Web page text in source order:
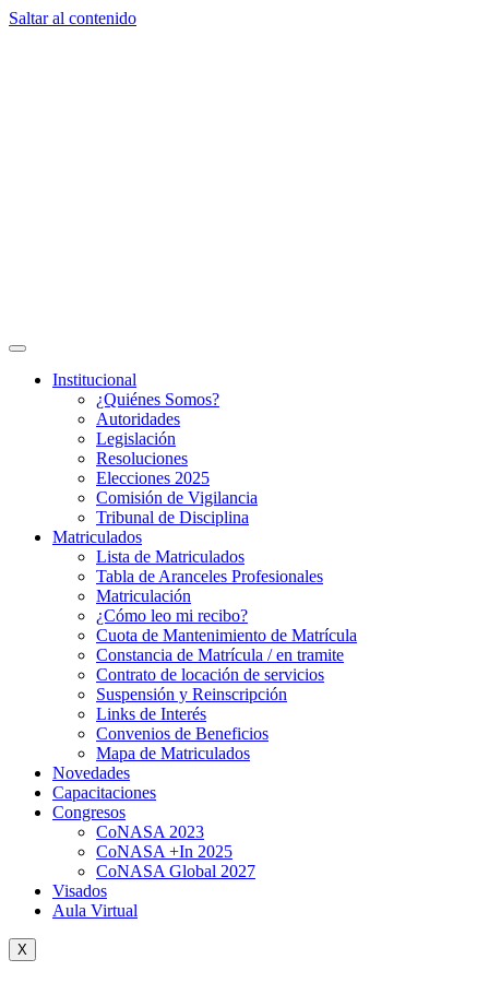
Saltar al contenido
Institucional
¿Quiénes Somos?
Autoridades
Legislación
Resoluciones
Elecciones 2025
Comisión de Vigilancia
Tribunal de Disciplina
Matriculados
Lista de Matriculados
Tabla de Aranceles Profesionales
Matriculación
¿Cómo leo mi recibo?
Cuota de Mantenimiento de Matrícula
Constancia de Matrícula / en tramite
Contrato de locación de servicios
Suspensión y Reinscripción
Links de Interés
Convenios de Beneficios
Mapa de Matriculados
Novedades
Capacitaciones
Congresos
CoNASA 2023
CoNASA +In 2025
CoNASA Global 2027
Visados
Aula Virtual
X